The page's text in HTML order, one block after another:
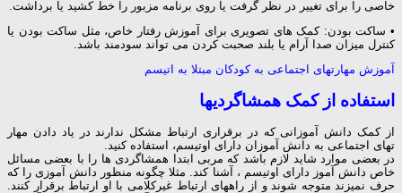
خاصی را برای تغییر در نظر گرفت یا روی برنامه مزبور را خط کشید یا برداشت.
• ساکت بودن: کمک های تصویری برای آموزش رفتار خاص، مثل ساکت بودن یا
کنترل میزان صدا آرام یا بلند صحبت کردن می تواند سودمند باشد.
آموزش مهارتهای اجتماعی به کودکان مبتلا به اتیسم
استفاده از کمک همشاگردیها
از کمک دانش آموزانی که در برقراری ارتباط مشکل ندارند در یاد دادن مهار
تهای اجتماعی به دانش آموزان دارای اوتیسم، استفاده کنید.
در بعضی موارد شاید لازم باشد که مربی ابتدا همشاگردی ها را با بعضی مسائل
خاص دانش آموز دارای اوتیسم ، آشنا کند. مثلا چگونه منظور دانش آموزی را که
حرف نمیزند متوجه شوند و از راههای ارتباط غیرکلامی با او ارتباط برقرار کنند.